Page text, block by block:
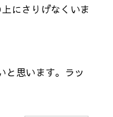
にさりげなくいま
思います。ラッ